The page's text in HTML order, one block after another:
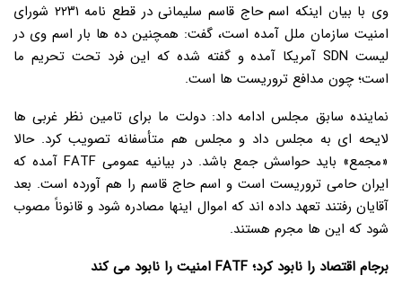
وی با بیان اینکه اسم حاج قاسم سلیمانی در قطع نامه ۲۲۳۱ شورای
امنیت سازمان ملل آمده است، گفت: همچنین ده ها بار اسم وی در
لیست SDN آمریکا آمده و گفته شده که این فرد تحت تحریم ما
است؛ چون مدافع تروریست ها است.
نماینده سابق مجلس ادامه داد: دولت ما برای تامین نظر غربی ها
لایحه ای به مجلس داد و مجلس هم متأسفانه تصویب کرد. حالا
«مجمع» باید حواسش جمع باشد. در بیانیه عمومی FATF آمده که
ایران حامی تروریست است و اسم حاج قاسم را هم آورده است. بعد
آقایان رفتند تعهد داده اند که اموال اینها مصادره شود و قانوناً مصوب
شود که این ها مجرم هستند.
برجام اقتصاد را نابود کرد؛ FATF امنیت را نابود می کند